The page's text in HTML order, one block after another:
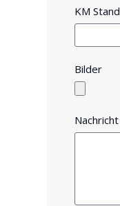
KM Stand
Bilder
Nachricht